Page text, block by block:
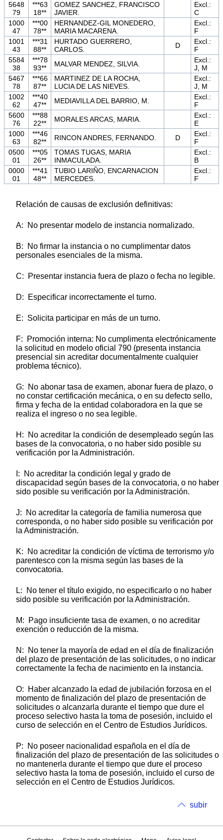
5648
79
***63
18**
GOMEZ SANCHEZ, FRANCISCO
JAVIER.
Excl.:
C
1000
47
***00
78**
HERNANDEZ-GIL MONEDERO,
MARIA MACARENA.
Excl.:
F
1001
43
***31
88**
HURTADO GUERRERO,
CARLOS.
D
Excl.:
F
5584
38
***78
93**
MALVAR MENDEZ, SILVIA.
Excl.:
J, M
5467
78
***66
87**
MARTINEZ DE LA ROCHA,
LUCIA DE LAS NIEVES.
Excl.:
J, M
1002
62
***40
47**
MEDIAVILLA DEL BARRIO, M.
Excl.:
F
5600
76
***88
22**
MORALES ARCAS, MARIA.
Excl.:
E
1000
63
***46
82**
RINCON ANDRES, FERNANDO. D
Excl.:
F
0500
01
***05
26**
TOMAS TUGAS, MARIA
INMACULADA.
Excl.:
B
0000
01
***41
48**
TUBIO LARIÑO, ENCARNACION
MERCEDES.
Excl.:
F
Relación de causas de exclusión definitivas:
A: No presentar modelo de instancia normalizado.
B: No firmar la instancia o no cumplimentar datos
personales esenciales de la misma.
C: Presentar instancia fuera de plazo o fecha no legible.
D: Especificar incorrectamente el turno.
E: Solicita participar en más de un turno.
F: Promoción interna: No cumplimenta electrónicamente
la solicitud en modelo oficial 790 (presenta instancia
presencial sin acreditar documentalmente cualquier
problema técnico).
G: No abonar tasa de examen, abonar fuera de plazo, o
no constar certificación mecánica, o en su defecto sello,
firma y fecha de la entidad colaboradora en la que se
realiza el ingreso o no sea legible.
H: No acreditar la condición de desempleado según las
bases de la convocatoria, o no haber sido posible su
verificación por la Administración.
I: No acreditar la condición legal y grado de
discapacidad según bases de la convocatoria, o no haber
sido posible su verificación por la Administración.
J: No acreditar la categoría de familia numerosa que
corresponda, o no haber sido posible su verificación por
la Administración.
K: No acreditar la condición de víctima de terrorismo y/o
parentesco con la misma según las bases de la
convocatoria.
L: No tener el título exigido, no especificarlo o no haber
sido posible su verificación por la Administración.
M: Pago insuficiente tasa de examen, o no acreditar
exención o reducción de la misma.
N: No tener la mayoría de edad en el día de finalización
del plazo de presentación de las solicitudes, o no indicar
correctamente la fecha de nacimiento en la instancia.
O: Haber alcanzado la edad de jubilación forzosa en el
momento de finalización del plazo de presentación de
solicitudes o alcanzarla durante el tiempo que dure el
proceso selectivo hasta la toma de posesión, incluido el
curso de selección en el Centro de Estudios Jurídicos.
P: No poseer nacionalidad española en el día de
finalización del plazo de presentación de las solicitudes o
no mantenerla durante el tiempo que dure el proceso
selectivo hasta la toma de posesión, incluido el curso de
selección en el Centro de Estudios Jurídicos.
subir